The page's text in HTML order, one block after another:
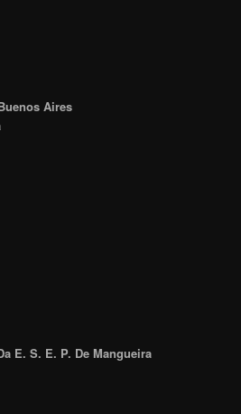
Aires
E. S. E. P. De Mangueira